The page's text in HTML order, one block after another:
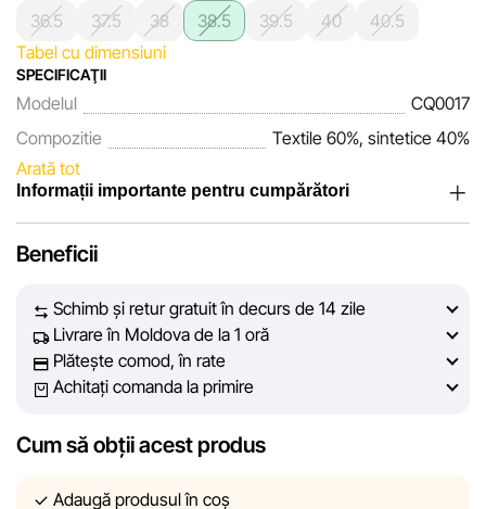
36.5 37.5 38 38.5 39.5 40
40.5
Tabel cu dimensiuni
SPECIFICAŢII
Modelul
CQ0017
Compozitie
Textile 60%, sintetice 40%
Arată tot
Informații importante pentru cumpărători
încrederea clienților noștri. În fiecare zi depunem eforturi
prezentate pe site să fie cât mai complete, obiective și
actuale. Scopul nostru este să vă oferim informații corecte și
veridice, pentru ca dvs. să puteți lua cea mai bună decizie
de cumpărare.
Cu toate acestea, în ciuda controlului constant, Sportlandia
afișate pe site, din cauza unor posibile erori tehnice sau
Beneficii
Schimb și retur gratuit în decurs de 14 zile
Livrare în Moldova de la 1 oră
Plătește comod, în rate
Achitați comanda la primire
Cum să obții acest produs
Adaugă produsul în coș